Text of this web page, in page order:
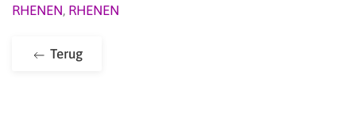
RHENEN, RHENEN
Terug